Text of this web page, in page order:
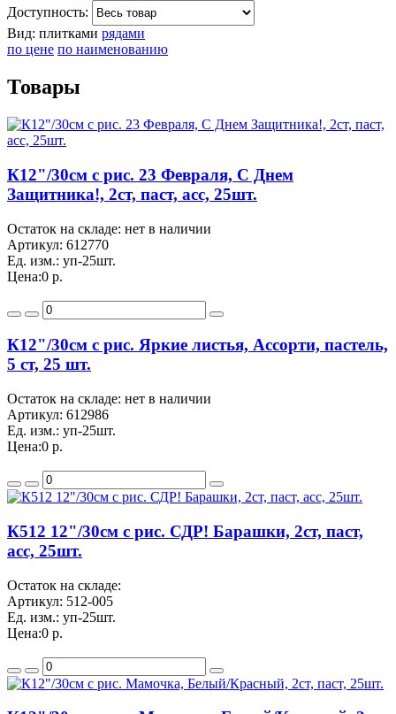
Доступность:
Вид: плитками рядами
по цене по наименованию
Товары
К12"/30см с рис. 23 Февраля, С Днем
Защитника!, 2ст, паст, асс, 25шт.
Остаток на складе: нет в наличии
Артикул: 612770
Ед. изм.: уп-25шт.
Цена:0 р.
К12"/30см с рис. Яркие листья, Ассорти, пастель,
5 ст, 25 шт.
Остаток на складе: нет в наличии
Артикул: 612986
Ед. изм.: уп-25шт.
Цена:0 р.
К512 12"/30см с рис. СДР! Барашки, 2ст, паст,
асс, 25шт.
Остаток на складе:
Артикул: 512-005
Ед. изм.: уп-25шт.
Цена:0 р.